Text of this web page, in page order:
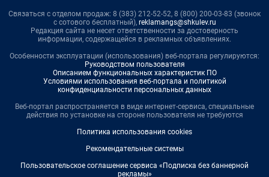
Связаться с отделом продаж: 8 (383) 212-52-52, 8 (800) 200-03-83 (звонок
с сотового бесплатный), reklamangs@shkulev.ru
Редакция сайта не несет ответственности за достоверность
информации, содержащейся в рекламных объявлениях.
Особенности эксплуатации (использования) веб-портала регулируются:
Руководством пользователя
Описанием функциональных характеристик ПО
Условиями использования веб-портала и политикой
конфиденциальности персональных данных
Веб-портал распространяется в виде интернет-сервиса, специальные
действия по установке на стороне пользователя не требуются
Политика использования cookies
Рекомендательные системы
Пользовательское соглашение сервиса «Подписка без баннерной
рекламы»